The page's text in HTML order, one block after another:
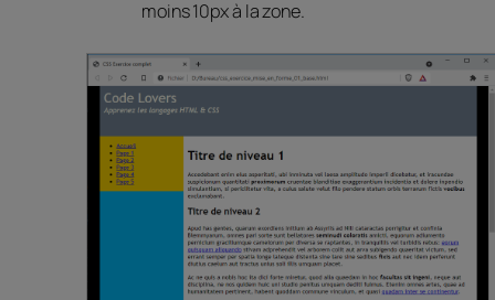
moins 10px à la zone.